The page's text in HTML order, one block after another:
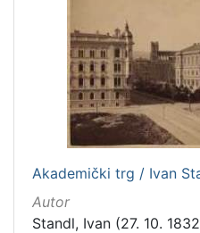
Akademički trg / Ivan
Autor
Standl, Ivan (27. 10.